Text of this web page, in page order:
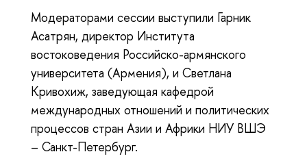
Модераторами сессии выступили Гарник
Асатрян, директор Института
востоковедения Российско-армянского
университета (Армения), и Светлана
Кривохиж, заведующая кафедрой
международных отношений и политических
процессов стран Азии и Африки НИУ ВШЭ
– Санкт-Петербург.